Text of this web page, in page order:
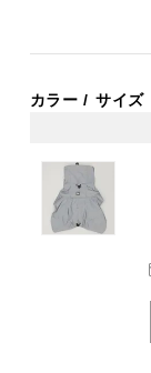
カラー サイズ